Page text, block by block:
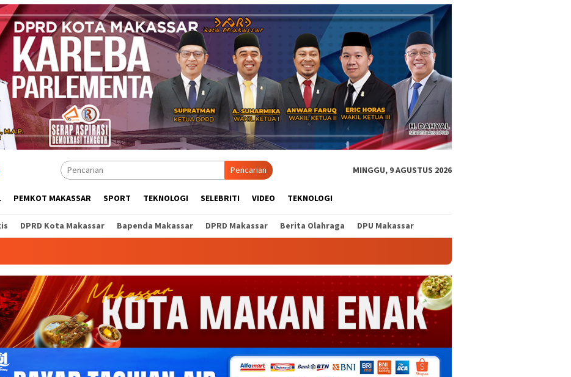
Pencarian MINGGU, 9 AGUSTUS 2026
PEMKOT MAKASSAR SPORT TEKNOLOGI SELEBRITI VIDEO TEKNOLOGI
DPRD Kota Makassar Bapenda Makassar DPRD Makassar Berita Olahraga DPU Makassar